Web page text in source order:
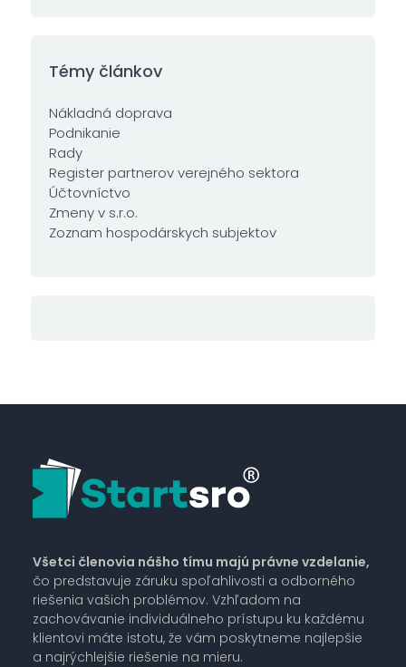
Témy článkov
Nákladná doprava
Podnikanie
Rady
Register partnerov verejného sektora
Účtovníctvo
Zmeny v s.r.o.
Zoznam hospodárskych subjektov
Všetci členovia nášho tímu majú právne vzdelanie,
čo predstavuje záruku spoľahlivosti a odborného
riešenia vašich problémov. Vzhľadom na
zachovávanie individuálneho prístupu ku každému
klientovi máte istotu, že vám poskytneme najlepšie
a najrýchlejšie riešenie na mieru.